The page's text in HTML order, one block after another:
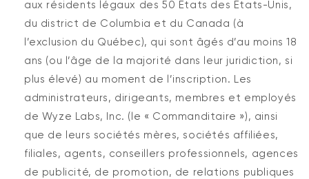
aux résidents légaux des 50 États des États-Unis,
du district de Columbia et du Canada (à
l’exclusion du Québec), qui sont âgés d’au moins 18
ans (ou l’âge de la majorité dans leur juridiction, si
plus élevé) au moment de l’inscription. Les
administrateurs, dirigeants, membres et employés
de Wyze Labs, Inc. (le « Commanditaire »), ainsi
que de leurs sociétés mères, sociétés affiliées,
filiales, agents, conseillers professionnels, agences
de publicité, de promotion, de relations publiques